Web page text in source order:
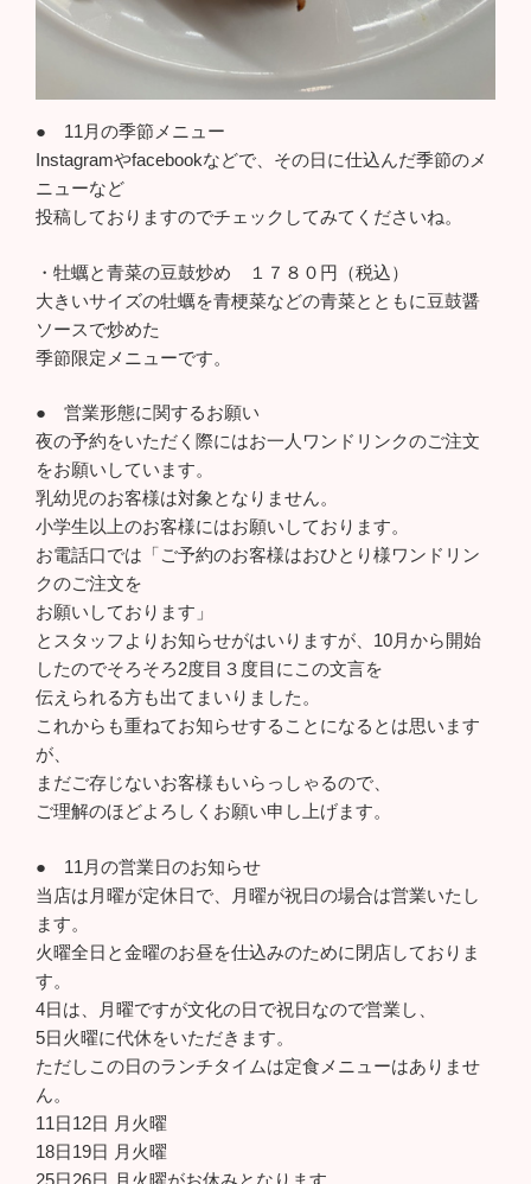
● 11月の季節メニュー
Instagramやfacebookなどで、その日に仕込んだ季節のメ
ニューなど
投稿しておりますのでチェックしてみてくださいね。
・牡蠣と青菜の豆鼓炒め １７８０円（税込）
大きいサイズの牡蠣を青梗菜などの青菜とともに豆鼓醤
ソースで炒めた
季節限定メニューです。
● 営業形態に関するお願い
夜の予約をいただく際にはお一人ワンドリンクのご注文
をお願いしています。
乳幼児のお客様は対象となりません。
小学生以上のお客様にはお願いしております。
お電話口では「ご予約のお客様はおひとり様ワンドリン
クのご注文を
お願いしております」
とスタッフよりお知らせがはいりますが、10月から開始
したのでそろそろ2度目３度目にこの文言を
伝えられる方も出てまいりました。
これからも重ねてお知らせすることになるとは思います
が、
まだご存じないお客様もいらっしゃるので、
ご理解のほどよろしくお願い申し上げます。
● 11月の営業日のお知らせ
当店は月曜が定休日で、月曜が祝日の場合は営業いたし
ます。
火曜全日と金曜のお昼を仕込みのために閉店しておりま
す。
4日は、月曜ですが文化の日で祝日なので営業し、
5日火曜に代休をいただきます。
ただしこの日のランチタイムは定食メニューはありませ
ん。
11日12日 月火曜
18日19日 月火曜
25日26日 月火曜がお休みとなります。